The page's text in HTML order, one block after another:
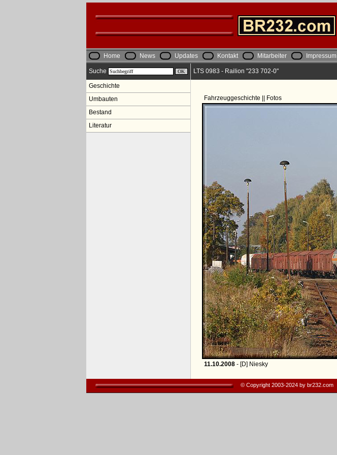
Home News Updates Kontakt Mitarbeiter Impressum
Suche
Geschichte
Umbauten
Bestand
Literatur
LTS 0983 - Railion "233 702-0"
Fahrzeuggeschichte || Fotos
11.10.2008 - [D] Niesky
© Copyright 2003-2024 by br232.com